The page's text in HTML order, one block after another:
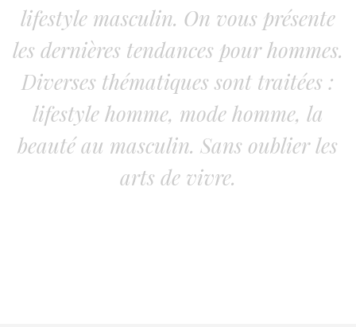
lifestyle masculin. On vous présente
les dernières tendances pour hommes.
Diverses thématiques sont traitées :
lifestyle homme, mode homme, la
beauté au masculin. Sans oublier les
arts de vivre.